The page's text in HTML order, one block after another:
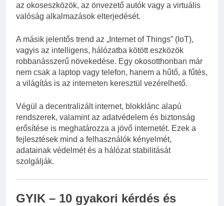
az okoseszközök, az önvezető autók vagy a virtuális
valóság alkalmazások elterjedését.
A másik jelentős trend az „Internet of Things” (IoT),
vagyis az intelligens, hálózatba kötött eszközök
robbanásszerű növekedése. Egy okosotthonban már
nem csak a laptop vagy telefon, hanem a hűtő, a fűtés,
a világítás is az interneten keresztül vezérelhető.
Végül a decentralizált internet, blokklánc alapú
rendszerek, valamint az adatvédelem és biztonság
erősítése is meghatározza a jövő internetét. Ezek a
fejlesztések mind a felhasználók kényelmét,
adatainak védelmét és a hálózat stabilitását
szolgálják.
GYIK – 10 gyakori kérdés és